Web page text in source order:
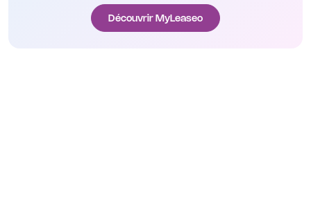
Découvrir MyLeaseo